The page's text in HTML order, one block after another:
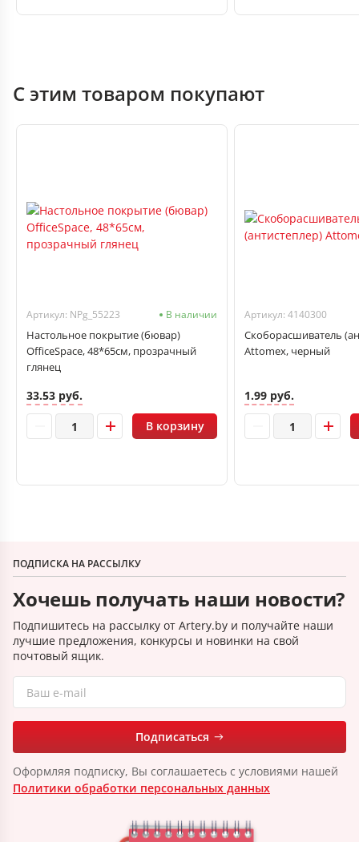
С этим товаром покупают
Артикул: NPg_55223 В наличии
Настольное покрытие (бювар)
OfficeSpace, 48*65см, прозрачный
глянец
33.53 руб.
В корзину
Артикул: 4140300
Скоборасшиватель
Attomex, черный
1.99 руб.
ПОДПИСКА НА РАССЫЛКУ
Хочешь получать наши новости?
Подпишитесь на рассылку от Artery.by и получайте наши
лучшие предложения, конкурсы и новинки на свой
почтовый ящик.
Подписаться
Оформляя подписку, Вы соглашаетесь с условиями нашей
Политики обработки персональных данных